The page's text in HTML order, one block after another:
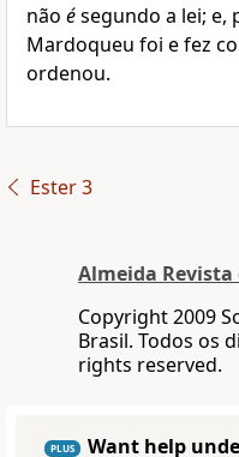
não ésegundo a lei; e,
Mardoqueu foi e fez
ordenou.
Ester 3
Almeida Revista
Copyright 2009
Brasil. Todos os
rights reserved.
PLUS
Want help